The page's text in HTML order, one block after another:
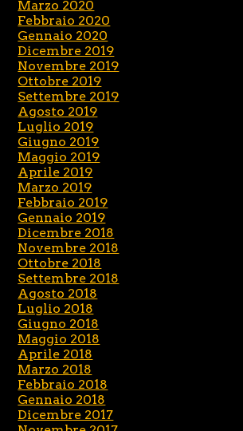
Marzo 2020
Febbraio 2020
Gennaio 2020
Dicembre 2019
Novembre 2019
Ottobre 2019
Settembre 2019
Agosto 2019
Luglio 2019
Giugno 2019
Maggio 2019
Aprile 2019
Marzo 2019
Febbraio 2019
Gennaio 2019
Dicembre 2018
Novembre 2018
Ottobre 2018
Settembre 2018
Agosto 2018
Luglio 2018
Giugno 2018
Maggio 2018
Aprile 2018
Marzo 2018
Febbraio 2018
Gennaio 2018
Dicembre 2017